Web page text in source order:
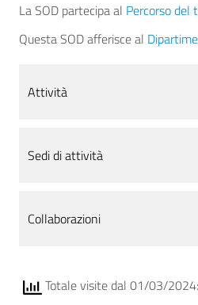
La SOD partecipa al Percorso del
Questa SOD afferisce al
Attività
Sedi di attività
Collaborazioni
Totale visite dal 01/03/